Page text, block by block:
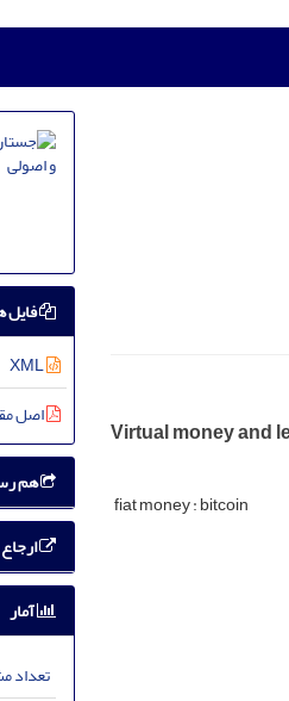
Virtual money and
fiat money : bitcoin
فایل
XML
اصل
هم
آمار
تعداد